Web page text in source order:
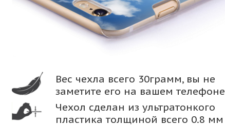
Вес чехла всего 30грамм, вы не
заметите его на вашем телефоне
Чехол сделан из ультратонкого
пластика толщиной всего 0.8 мм